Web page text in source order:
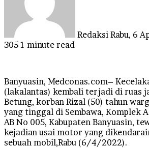
Redaksi Rabu, 6
305 1 minute read
Banyuasin, Medconas.com–
(lakalantas) kembali terjadi di ruas
Betung, korban Rizal (50) tahun
yang tinggal di Sembawa, Komplek
AB No 005, Kabupaten Banyuasin,
kejadian usai motor yang
sebuah mobil,Rabu (6/4/2022).